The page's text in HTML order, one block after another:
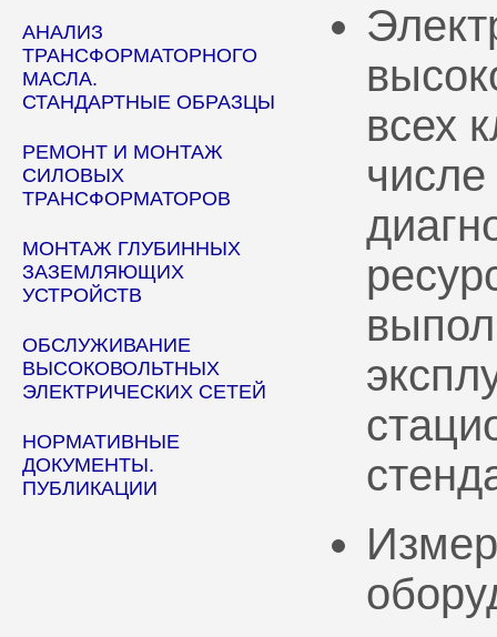
АНАЛИЗ
ТРАНСФОРМАТОРНОГО
МАСЛА.
СТАНДАРТНЫЕ ОБРАЗЦЫ
РЕМОНТ И МОНТАЖ
СИЛОВЫХ
ТРАНСФОРМАТОРОВ
МОНТАЖ ГЛУБИННЫХ
ЗАЗЕМЛЯЮЩИХ
УСТРОЙСТВ
ОБСЛУЖИВАНИЕ
ВЫСОКОВОЛЬТНЫХ
ЭЛЕКТРИЧЕСКИХ СЕТЕЙ
НОРМАТИВНЫЕ
ДОКУМЕНТЫ.
ПУБЛИКАЦИИ
всех